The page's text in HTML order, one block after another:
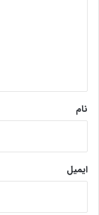
نام
ایمیل